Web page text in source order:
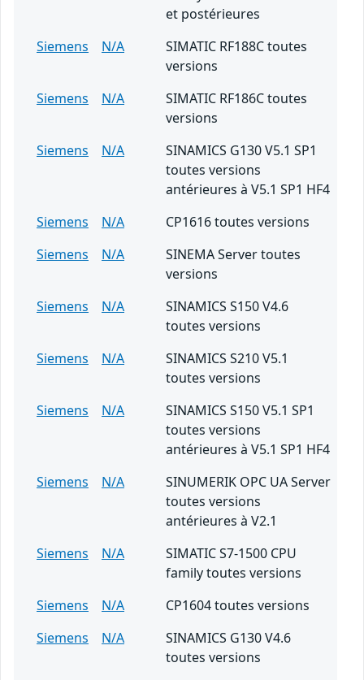
et postérieures
Siemens
N/A
SIMATIC RF188C toutes
versions
Siemens
N/A
SIMATIC RF186C toutes
versions
Siemens
N/A
SINAMICS G130 V5.1 SP1
toutes versions
antérieures à V5.1 SP1 HF4
Siemens
N/A
CP1616 toutes versions
Siemens
N/A
SINEMA Server toutes
versions
Siemens
N/A
SINAMICS S150 V4.6
toutes versions
Siemens
N/A
SINAMICS S210 V5.1
toutes versions
Siemens
N/A
SINAMICS S150 V5.1 SP1
toutes versions
antérieures à V5.1 SP1 HF4
Siemens
N/A
SINUMERIK OPC UA Server
toutes versions
antérieures à V2.1
Siemens
N/A
SIMATIC S7-1500 CPU
family toutes versions
Siemens
N/A
CP1604 toutes versions
Siemens
N/A
SINAMICS G130 V4.6
toutes versions